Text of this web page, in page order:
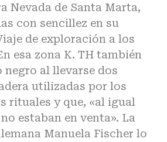
Nevada de Santa Marta,
con sencillez en su
de exploración a los
esa zona K. TH también
al llevarse dos
utilizadas por los
rituales y que, «al igual
estaban en venta». La
Manuela Fischer lo